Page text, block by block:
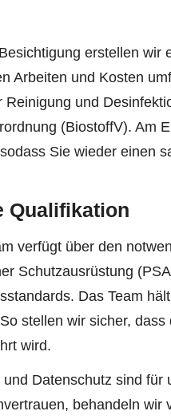
erstellen wir
Arbeiten und Kosten
Reinigung und
(BiostoffV). Am
Sie wieder einen
Qualifikation
verfügt über den
Schutzausrüstung
Das Team
stellen wir sicher,
wird.
und Datenschutz sind
behandeln wir